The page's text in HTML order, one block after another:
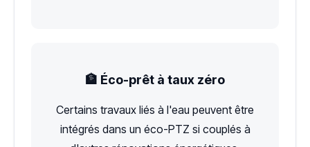
🏦 Éco-prêt à taux zéro
Certains travaux liés à l'eau peuvent être
intégrés dans un éco-PTZ si couplés à